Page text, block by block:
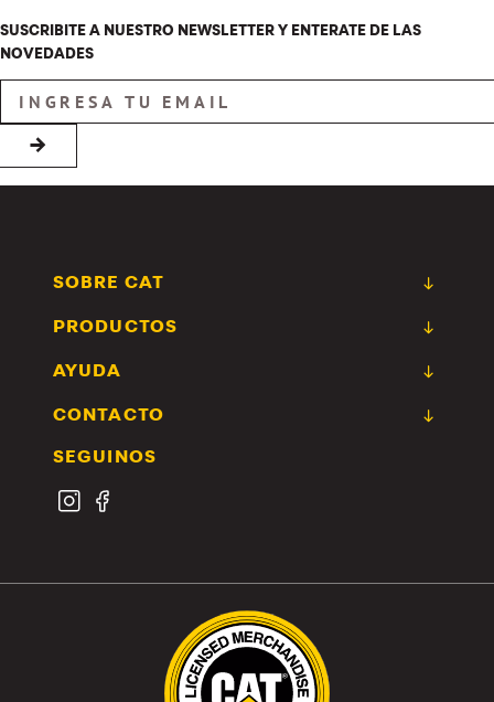
SUSCRIBITE A NUESTRO NEWSLETTER Y ENTERATE DE LAS
NOVEDADES
→
SOBRE CAT
PRODUCTOS
AYUDA
CONTACTO
SEGUINOS